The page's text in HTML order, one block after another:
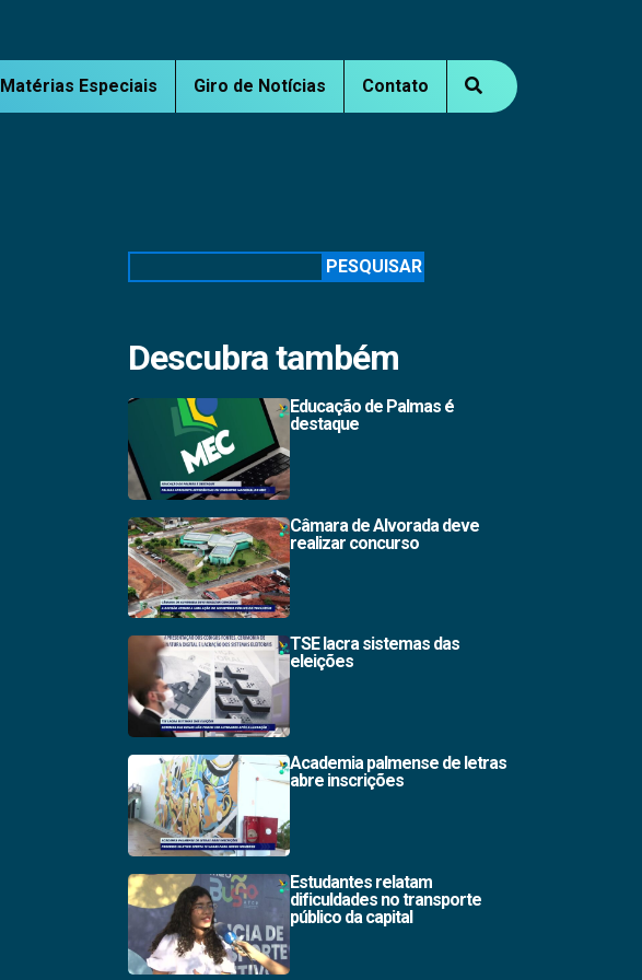
Matérias Especiais Giro de Notícias Contato
PESQUISAR
Descubra também
Educação de Palmas é
destaque
Câmara de Alvorada deve
realizar concurso
TSE lacra sistemas das
eleições
Academia palmense de letras
abre inscrições
Estudantes relatam
dificuldades no transporte
público da capital